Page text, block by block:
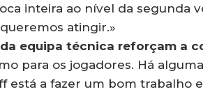
inteira ao nível da segunda
atingir.»
equipa técnica reforçam a
para os jogadores. Há
está a fazer um bom trabalho